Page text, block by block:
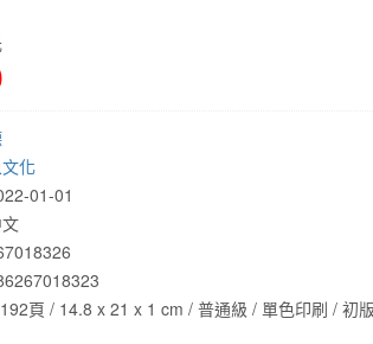
化
01-01
頁 / 14.8 x 21 x 1 cm / 普通級 / 單色印刷 / 初